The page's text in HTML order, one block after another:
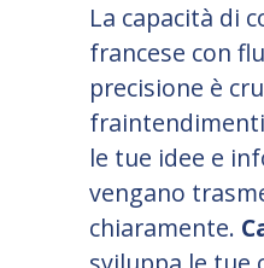
La capacità di
francese con
precisione è
le tue idee e
vengano
chiaramente.